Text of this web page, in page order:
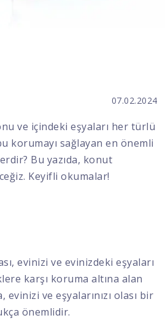
07.02.2024
ve içindeki eşyaları her türlü
korumayı sağlayan en önemli
Bu yazıda, konut
Keyifli okumalar!
evinizi ve evinizdeki eşyaları
karşı koruma altına alan
ve eşyalarınızı olası bir
önemlidir.